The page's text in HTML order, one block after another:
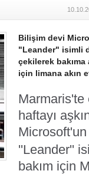
Bilişim devi
"Leander" isimli
çekilerek bakıma
için limana akın
haftayı
''Leander''
bakım için